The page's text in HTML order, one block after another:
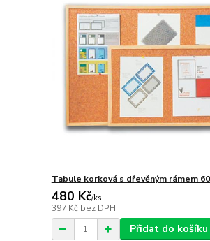
Tabule korková s dřevěným rámem
480 Kč/ks
397 Kč bez DPH
Přidat do košíku